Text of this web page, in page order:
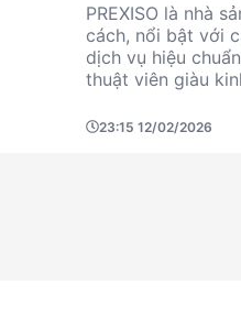
PREXISO là nhà
cách, nổi bật với
dịch vụ hiệu
thuật viên giàu
các ngành công
23:15 12/02/2026